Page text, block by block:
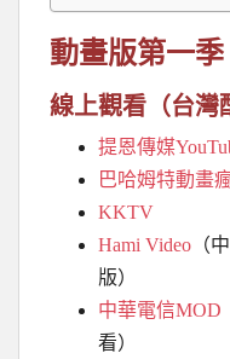
動畫版第一季
線上觀看（台灣
提恩傳媒
巴哈姆特動畫
KKTV
Hami Video （
版）
中華電信MOD
看）